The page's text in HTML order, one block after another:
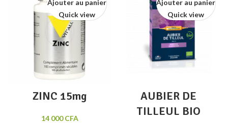
ZINC 15mg
14 000CFA
Ajouter au panier
Quick view
AUBIER DE
TILLEUL BIO
Ajouter au panier
Quick view